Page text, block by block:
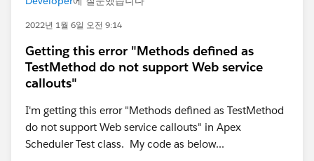
2022년 1월 6일 오전 9:14
Getting this error "Methods defined as
TestMethod do not support Web service
callouts"
I'm getting this error "Methods defined as TestMethod
do not support Web service callouts" in Apex
Scheduler Test class. My code as below...